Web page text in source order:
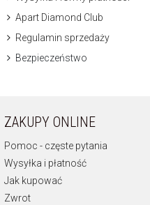
Apart Diamond Club
Regulamin sprzedaży
Bezpieczeństwo
ZAKUPY ONLINE
Pomoc - częste pytania
Wysyłka i płatność
Jak kupować
Zwrot